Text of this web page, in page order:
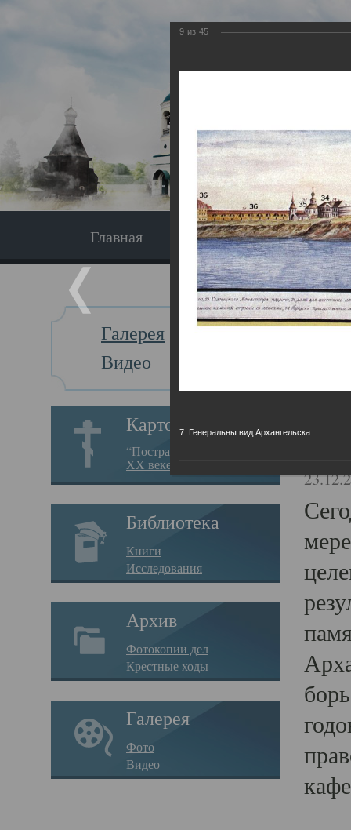
Главная Экскурсия
Галерея
Видео
Картотека
“Пострадавшие за веру в
XX веке на Севере”
Библиотека
Книги
Исследования
Архив
Фотокопии дел
Крестные ходы
Галерея
Фото
Видео
Главная
9 из 45
7. Генеральны вид Архангельска.